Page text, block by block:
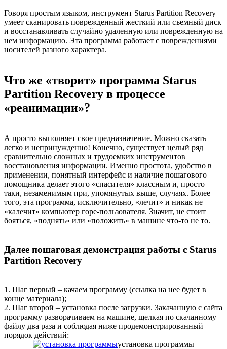
Говоря простым языком, инструмент Starus Partition Recovery
умеет сканировать поврежденный жесткий или съемный диск
и восстанавливать случайно удаленную или поврежденную на
нем информацию. Эта программа работает с повреждениями
носителей разного характера.
Что же «творит» программа Starus
Partition Recovery в процессе
«реанимации»?
А просто выполняет свое предназначение. Можно сказать –
легко и непринужденно! Конечно, существует целый ряд
сравнительно сложных и трудоемких инструментов
восстановления информации. Именно простота, удобство в
применении, понятный интерфейс и наличие пошагового
помощника делает этого «спасителя» классным и, просто
таки, незаменимым при, упомянутых выше, случаях. Более
того, эта программа, исключительно, «лечит» и никак не
«калечит» компьютер горе-пользователя. Значит, не стоит
бояться, «поднять» или «положить» в машине что-то не то.
Далее пошаговая демонстрация работы с Starus
Partition Recovery
1. Шаг первый – качаем программу (ссылка на нее будет в
конце материала);
2. Шаг второй – установка после загрузки. Закачанную с сайта
программу разворачиваем на машине, щелкая по скачанному
файлу два раза и соблюдая ниже продемонстрированный
порядок действий:
установка программы